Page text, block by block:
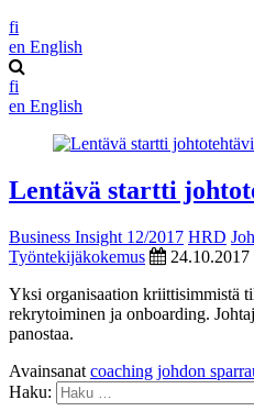
fi
en English
fi
en English
Lentävä startti
Business Insight 12/2017 HRD
Työntekijäkokemus
24.10.2017
Yksi organisaation kriittisimmistä
rekrytoiminen ja onboarding.
panostaa.
Avainsanat coaching johdon
Haku: